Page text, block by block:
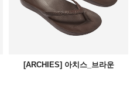
[ARCHIES] 아치스_브라운